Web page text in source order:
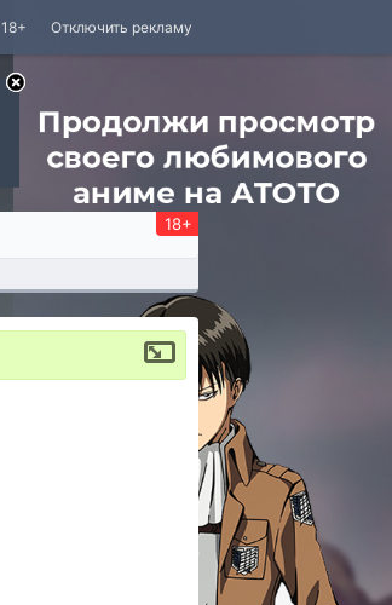
Отключить рекламу
18+
18+